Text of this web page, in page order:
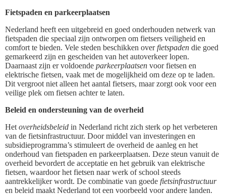
Fietspaden en parkeerplaatsen
Nederland heeft een uitgebreid en goed onderhouden netwerk van
fietspaden die speciaal zijn ontworpen om fietsers veiligheid en
comfort te bieden. Vele steden beschikken overfietspaden die goed
gemarkeerd zijn en gescheiden van het autoverkeer lopen.
Daarnaast zijn er voldoende parkeerplaatsen voor fietsen en
elektrische fietsen, vaak met de mogelijkheid om deze op te laden.
Dit vergroot niet alleen het aantal fietsers, maar zorgt ook voor een
veilige plek om fietsen achter te laten.
Beleid en ondersteuning van de overheid
Het overheidsbeleid in Nederland richt zich sterk op het verbeteren
van de fietsinfrastructuur. Door middel van investeringen en
subsidieprogramma’s stimuleert de overheid de aanleg en het
onderhoud van fietspaden en parkeerplaatsen. Deze steun vanuit de
overheid bevordert de acceptatie en het gebruik van elektrische
fietsen, waardoor het fietsen naar werk of school steeds
aantrekkelijker wordt. De combinatie van goede fietsinfrastructuur
en beleid maakt Nederland tot een voorbeeld voor andere landen.